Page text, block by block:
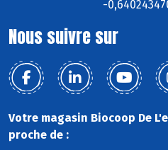
-
Nous suivre sur
Votre magasin Biocoop De
proche de :